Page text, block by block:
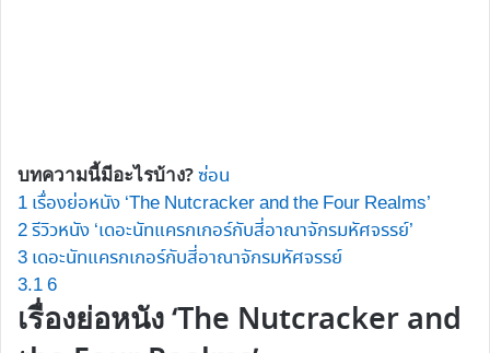
บทความนี้มีอะไรบ้าง?ซ่อน
1 เรื่องย่อหนัง ‘The Nutcracker and the Four Realms’
2รีวิวหนัง ‘เดอะนัทแครกเกอร์กับสี่อาณาจักรมหัศจรรย์’
3 เดอะนัทแครกเกอร์กับสี่อาณาจักรมหัศจรรย์
3.16
เรื่องย่อหนัง ‘The Nutcracker and